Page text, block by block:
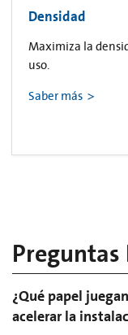
Densidad
Maximiza la
uso.
Saber más
Preguntas
¿Qué papel
acelerar la